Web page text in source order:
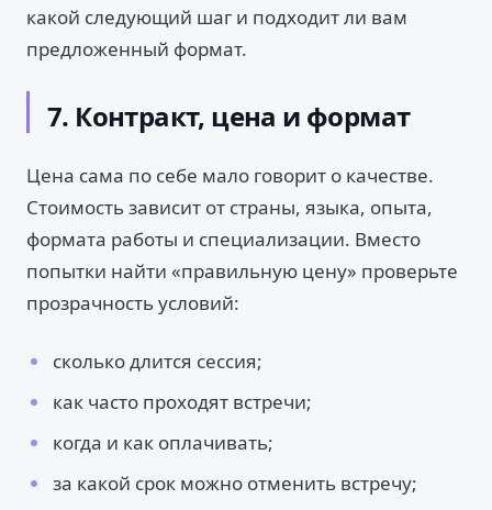
какой следующий шаг и подходит ли вам
предложенный формат.
7. Контракт, цена и формат
Цена сама по себе мало говорит о качестве.
Стоимость зависит от страны, языка, опыта,
формата работы и специализации. Вместо
попытки найти «правильную цену» проверьте
прозрачность условий:
сколько длится сессия;
как часто проходят встречи;
когда и как оплачивать;
за какой срок можно отменить встречу;